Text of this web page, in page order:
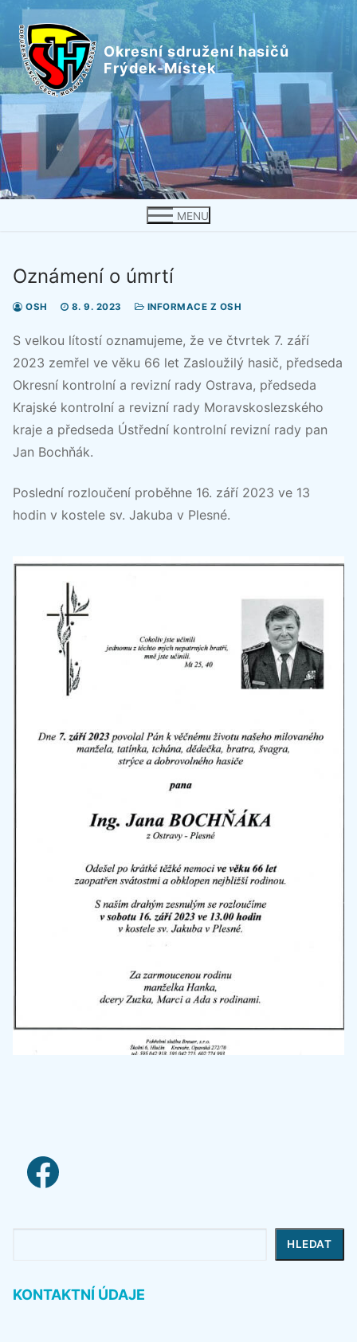
Přeskočit
obsah
Okresní sdružení hasičů
Frýdek-Místek
MENU
Oznámení o úmrtí
OSH 8. 9. 2023 INFORMACE Z OSH
S velkou lítostí oznamujeme, že ve čtvrtek 7. září
2023 zemřel ve věku 66 let Zasloužilý hasič, předseda
Okresní kontrolní a revizní rady Ostrava, předseda
Krajské kontrolní a revizní rady Moravskoslezského
kraje a předseda Ústřední kontrolní revizní rady pan
Jan Bochňák.
Poslední rozloučení proběhne 16. září 2023 ve 13
hodin v kostele sv. Jakuba v Plesné.
facebook link
HLEDAT
KONTAKTNÍ ÚDAJE